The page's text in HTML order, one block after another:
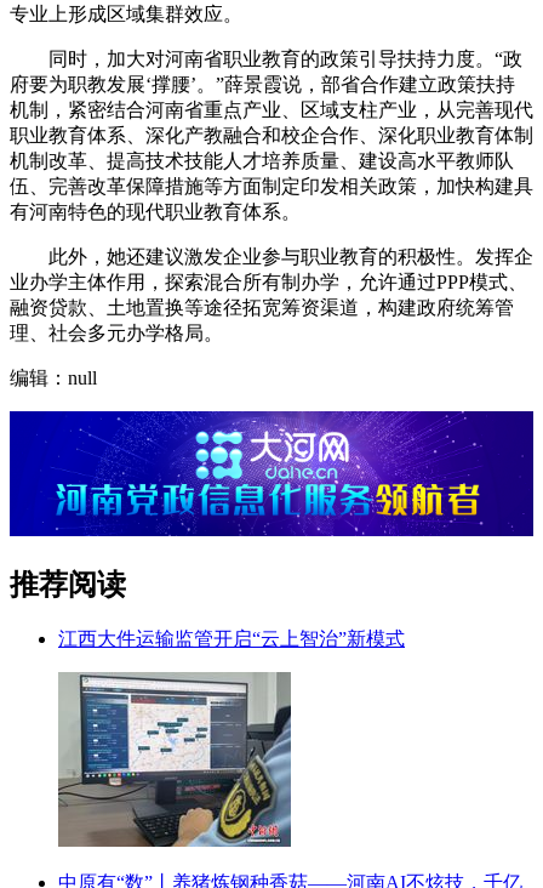
专业上形成区域集群效应。
同时，加大对河南省职业教育的政策引导扶持力度。“政
府要为职教发展‘撑腰’。”薛景霞说，部省合作建立政策扶持
机制，紧密结合河南省重点产业、区域支柱产业，从完善现代
职业教育体系、深化产教融合和校企合作、深化职业教育体制
机制改革、提高技术技能人才培养质量、建设高水平教师队
伍、完善改革保障措施等方面制定印发相关政策，加快构建具
有河南特色的现代职业教育体系。
此外，她还建议激发企业参与职业教育的积极性。发挥企
业办学主体作用，探索混合所有制办学，允许通过PPP模式、
融资贷款、土地置换等途径拓宽筹资渠道，构建政府统筹管
理、社会多元办学格局。
编辑：null
推荐阅读
江西大件运输监管开启“云上智治”新模式
中原有“数”丨养猪炼钢种香菇——河南AI不炫技，千亿